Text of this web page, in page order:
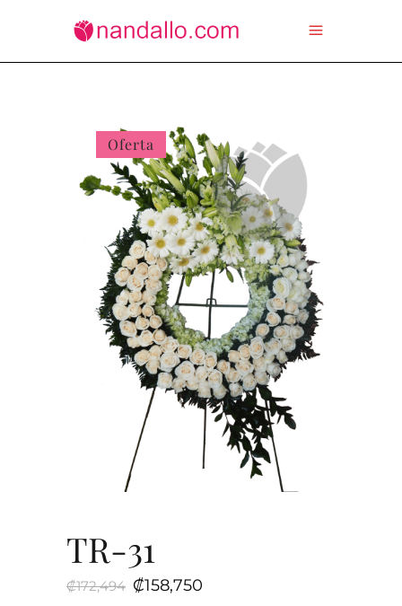
Oferta
TR-31
₡172,494 El
precio
₡158,750